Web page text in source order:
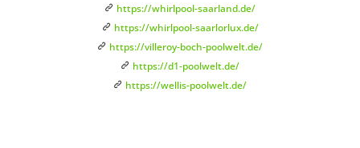
https://whirlpool-saarland.de/
https://whirlpool-saarlorlux.de/
https://villeroy-boch-poolwelt.de/
https://d1-poolwelt.de/
https://wellis-poolwelt.de/